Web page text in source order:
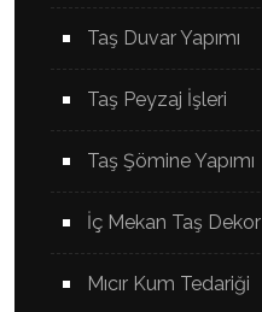
Taş Duvar Yapımı
Taş Peyzaj İşleri
Taş Şömine Yapımı
İç Mekan Taş Dekor
Mıcır Kum Tedariği